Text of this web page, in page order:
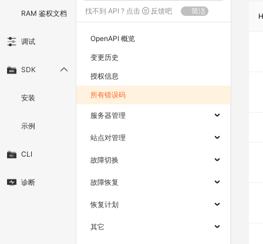
RAM 鉴权文档
调试
SDK
安装
示例
CLI
诊断
找不到 API ? 点击 反馈吧 简洁
OpenAPI 概览
变更历史
授权信息
所有错误码
服务器管理
站点对管理
故障切换
故障恢复
恢复计划
其它